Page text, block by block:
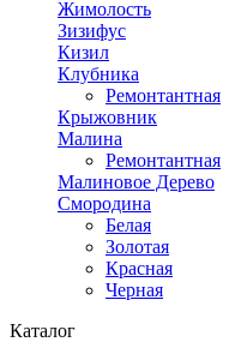
Жимолость
Зизифус
Кизил
Клубника
Ремонтантная
Крыжовник
Малина
Ремонтантная
Малиновое Дерево
Смородина
Белая
Золотая
Красная
Черная
Каталог